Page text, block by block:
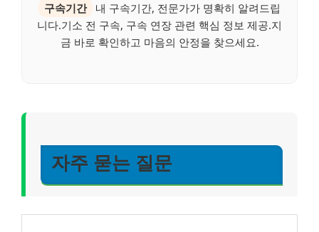
구속기간
내 구속기간, 전문가가 명확히 알려드립
니다.기소 전 구속, 구속 연장 관련 핵심 정보 제공.지
금 바로 확인하고 마음의 안정을 찾으세요.
자주 묻는 질문